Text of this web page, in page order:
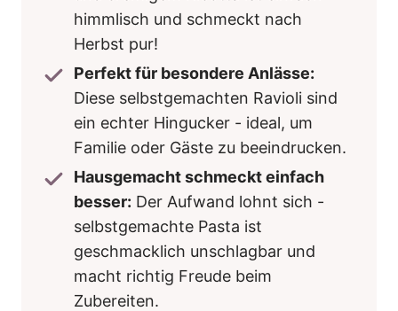
himmlisch und schmeckt nach
Herbst pur!
Perfekt für besondere Anlässe:
Diese selbstgemachten Ravioli sind
ein echter Hingucker - ideal, um
Familie oder Gäste zu beeindrucken.
Hausgemacht schmeckt einfach
besser: Der Aufwand lohnt sich -
selbstgemachte Pasta ist
geschmacklich unschlagbar und
macht richtig Freude beim
Zubereiten.